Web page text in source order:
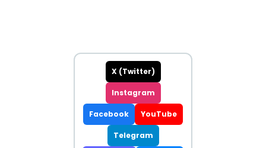
X (Twitter)
Instagram
Facebook YouTube
Telegram